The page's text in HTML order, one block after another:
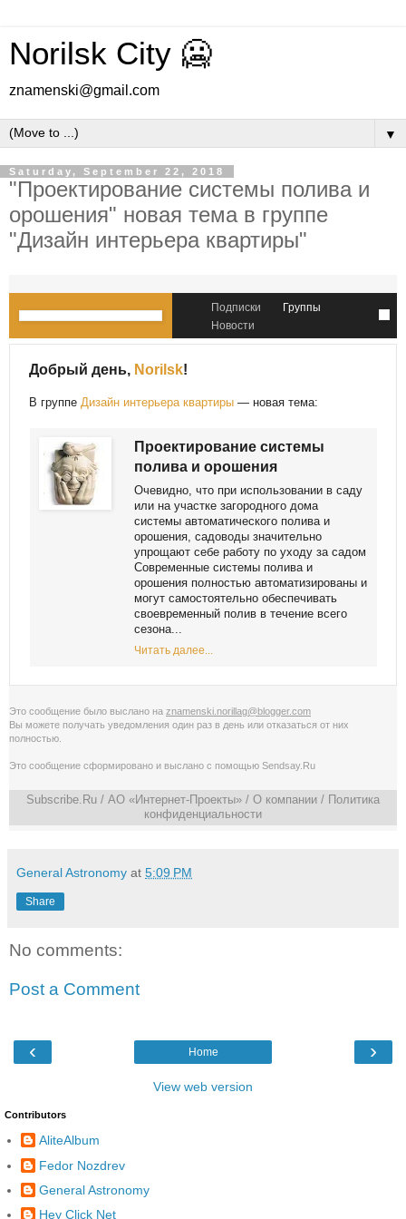
Norilsk City 🥶
znamenski@gmail.com
▼
Saturday, September 22, 2018
"Проектирование системы полива и
орошения" новая тема в группе
"Дизайн интерьера квартиры"
Подписки
Группы
Новости
Добрый день, Norilsk!
В группе Дизайн интерьера квартиры — новая тема:
Проектирование системы
полива и орошения
Очевидно, что при использовании в саду
или на участке загородного дома
системы автоматического полива и
орошения, садоводы значительно
упрощают себе работу по уходу за садом
Современные системы полива и
орошения полностью автоматизированы и
могут самостоятельно обеспечивать
своевременный полив в течение всего
сезона...
Читать далее...
Это сообщение было выслано на znamenski.norillag@blogger.com
Вы можете получать уведомления один раз в день или отказаться от них
полностью
Это сообщение сформировано и выслано с помощью Sendsay.Ru
Subscribe.Ru / АО «Интернет-Проекты» / О компании / Политика
конфиденциальности
General Astronomy at 5:09 PM
Share
No comments:
Post a Comment
‹ ›
Home
View web version
Contributors
AliteAlbum
Fedor Nozdrev
General Astronomy
Hey Click Net